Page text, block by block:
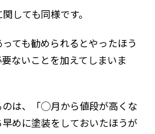
しても同様です。
ても勧められるとやったほう
ないことを加えてしまいま
のは、「◯月から値段が高くな
めに塗装をしておいたほうが